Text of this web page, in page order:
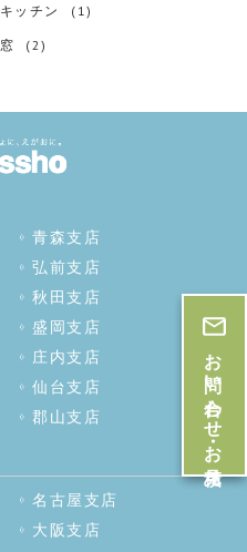
キッチン (1)
窓 (2)
青森支店
弘前支店
秋田支店
盛岡支店
庄内支店
仙台支店
郡山支店
名古屋支店
大阪支店
お問い合わせ・お見積